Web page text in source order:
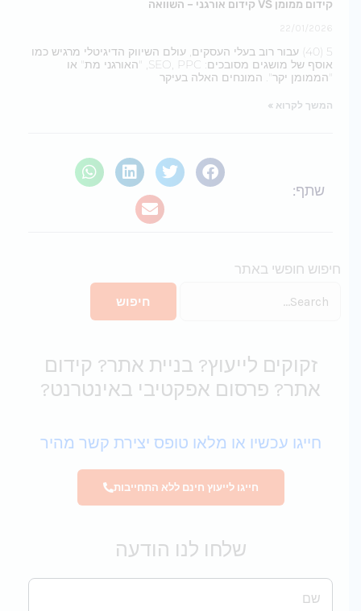
קידום ממומן VS קידום אורגני – השוואה
22/01/2026
5 (40) עבור רוב בעלי העסקים, עולם השיווק הדיגיטלי מרגיש כמו
אוסף של מושגים מסובכים: SEO, PPC, "האורגני מת" או
"הממומן יקר". המונחים האלה בעיקר
המשך לקרוא »
שתף:
חופשי באתר
זקוקים לייעוץ? בניית אתר? קידום
אתר? פרסום אפקטיבי באינטרנט?
חייגו עכשיו או מלאו טופס יצירת קשר מהיר
חייגו לייעוץ חינם ללא התחייבות
שלחו לנו הודעה